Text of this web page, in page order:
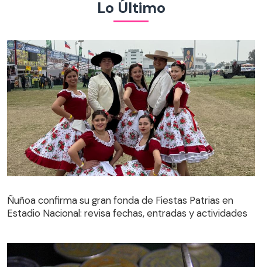
Lo Último
Ñuñoa confirma su gran fonda de Fiestas Patrias en
Estadio Nacional: revisa fechas, entradas y actividades